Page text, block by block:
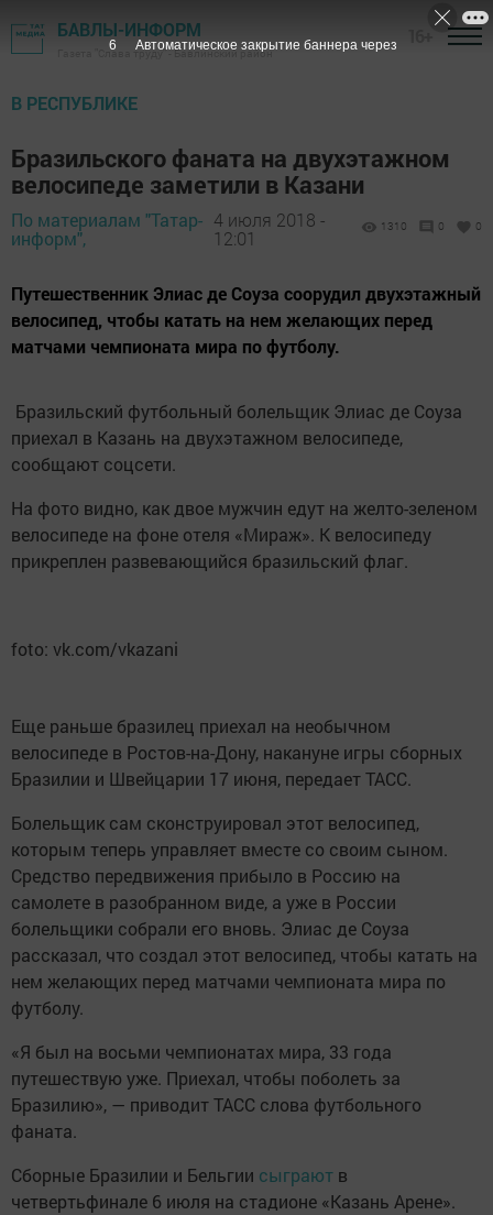
БАВЛЫ-ИНФОРМ
Газета "Слава труду" - Бавлинский район
В РЕСПУБЛИКЕ
Бразильского фаната на двухэтажном
велосипеде заметили в Казани
По материалам "Татар-
информ",
4 июля 2018 -
12:01
1310 0 0
Путешественник Элиас де Соуза соорудил двухэтажный
велосипед, чтобы катать на нем желающих перед
матчами чемпионата мира по футболу.
Бразильский футбольный болельщик Элиас де Соуза
приехал в Казань на двухэтажном велосипеде,
сообщают соцсети.
На фото видно, как двое мужчин едут на желто-зеленом
велосипеде на фоне отеля «Мираж». К велосипеду
прикреплен развевающийся бразильский флаг.
foto: vk.com/vkazani
Еще раньше бразилец приехал на необычном
велосипеде в Ростов-на-Дону, накануне игры сборных
Бразилии и Швейцарии 17 июня, передает ТАСС.
Болельщик сам сконструировал этот велосипед,
которым теперь управляет вместе со своим сыном.
Средство передвижения прибыло в Россию на
самолете в разобранном виде, а уже в России
болельщики собрали его вновь. Элиас де Соуза
рассказал, что создал этот велосипед, чтобы катать на
нем желающих перед матчами чемпионата мира по
футболу.
«Я был на восьми чемпионатах мира, 33 года
путешествую уже. Приехал, чтобы поболеть за
Бразилию», — приводит ТАСС слова футбольного
фаната.
Сборные Бразилии и Бельгии сыграют в
четвертьфинале 6 июля на стадионе «Казань Арене».
5 Автоматическое закрытие баннера через